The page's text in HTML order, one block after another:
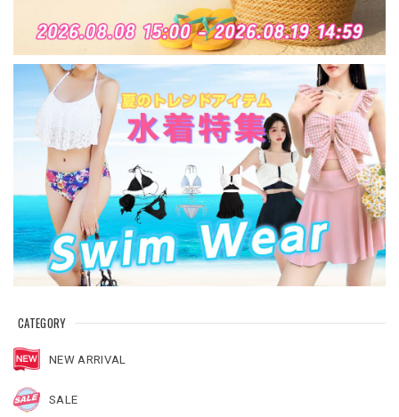
CATEGORY
NEW ARRIVAL
SALE